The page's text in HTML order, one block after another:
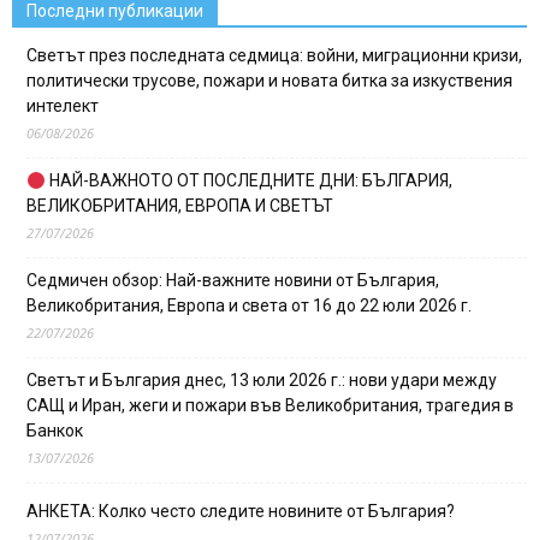
Последни публикации
Светът през последната седмица: войни, миграционни кризи,
политически трусове, пожари и новата битка за изкуствения
интелект
06/08/2026
НАЙ-ВАЖНОТО ОТ ПОСЛЕДНИТЕ ДНИ: БЪЛГАРИЯ,
ВЕЛИКОБРИТАНИЯ, ЕВРОПА И СВЕТЪТ
27/07/2026
Седмичен обзор: Най-важните новини от България,
Великобритания, Европа и света от 16 до 22 юли 2026 г.
22/07/2026
Светът и България днес, 13 юли 2026 г.: нови удари между
САЩ и Иран, жеги и пожари във Великобритания, трагедия в
Банкок
13/07/2026
АНКЕТА: Колко често следите новините от България?